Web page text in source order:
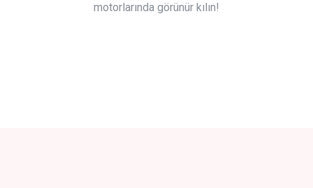
motorlarında görünür kılın!